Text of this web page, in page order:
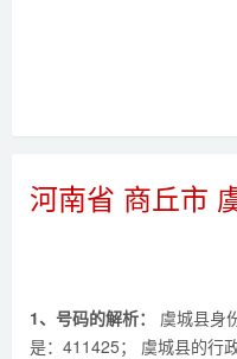
河南省 商丘市
1、号码的解析：
虞城县身
是：411425； 虞城县的行